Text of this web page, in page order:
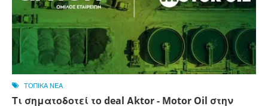
ΤΟΠΙΚΑ ΝΕΑ
Τι σηματοδοτεί το deal Αktor - Motor Oil στην